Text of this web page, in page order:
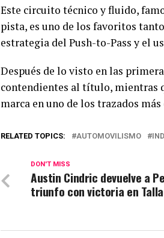
Este circuito técnico y fluido,
pista, es uno de los favoritos
estrategia del Push-to-Pass y el
Después de lo visto en las
contendientes al título, mientras
marca en uno de los trazados
RELATED TOPICS: AUTOMOVILISMO
DON'T MISS
Austin Cindric devuelve a
triunfo con victoria en